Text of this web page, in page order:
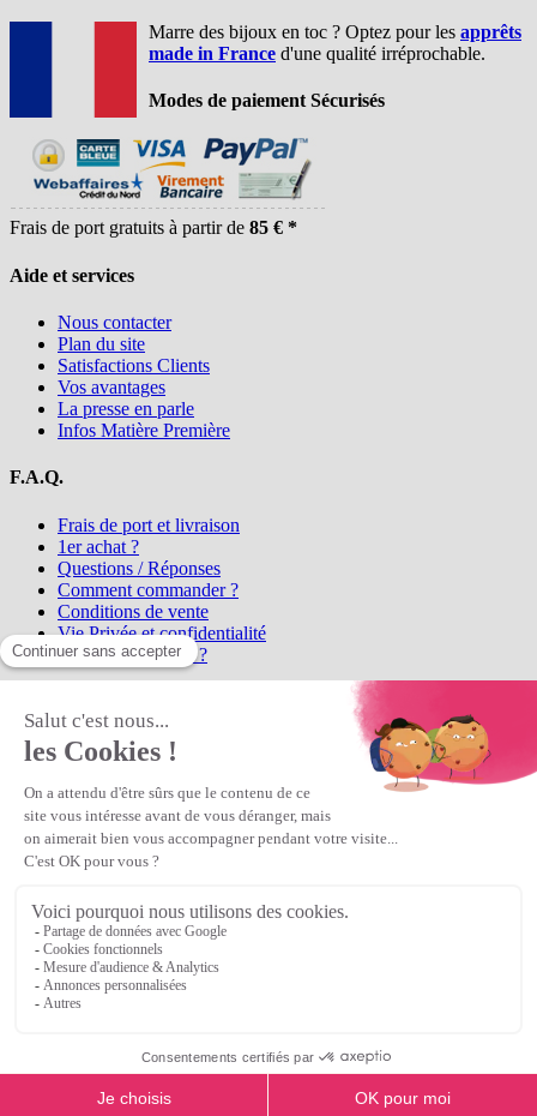
Marre des bijoux en toc ? Optez pour les apprêts
made in France d'une qualité irréprochable.
Modes de paiement Sécurisés
Frais de port gratuits à partir de 85 € *
Aide et services
Nous contacter
Plan du site
Satisfactions Clients
Vos avantages
La presse en parle
Infos Matière Première
F.A.Q.
Frais de port et livraison
1er achat ?
Questions / Réponses
Comment commander ?
Conditions de vente
Vie Privée et confidentialité
Qui sommes-nous ?
la référence en perles et bijoux
perles en ligne, telles que les perles
et cristaux et strass en cristal Preciosa, les perles Miyuki perles et
apprêts en Argent 925, Gold Filled, perles de rocaille Preciosa
Matière Première est un
Première
Veuillez patienter...
Continuer vos achats
or Voir le panier